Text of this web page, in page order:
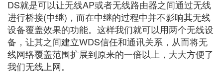
DS就是可以让无线AP或者无线路由器之间通过无线
进行桥接(中继)，而在中继的过程中并不影响其无线
设备覆盖效果的功能。这样我们就可以用两个无线设
备，让其之间建立WDS信任和通讯关系，从而将无
线网络覆盖范围扩展到原来的一倍以上，大大方便了
我们无线上网。